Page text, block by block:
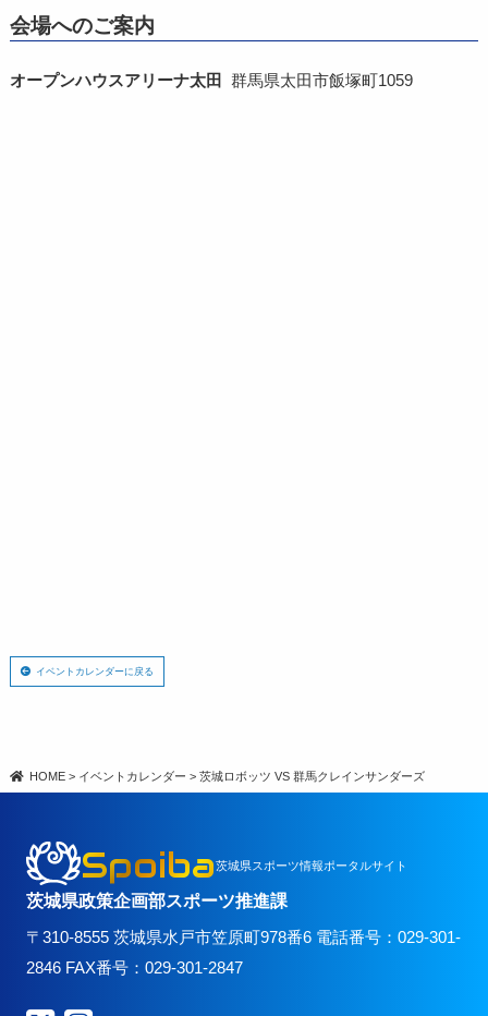
会場へのご案内
オープンハウスアリーナ太田 群馬県太田市飯塚町1059
イベントカレンダーに戻る
HOME > イベントカレンダー >茨城ロボッツ VS 群馬クレインサンダーズ
Spoiba茨城県スポーツ情報ポータルサイト
茨城県政策企画部スポーツ推進課
〒310-8555 茨城県水戸市笠原町978番6 電話番号：029-301-
2846 FAX番号：029-301-2847